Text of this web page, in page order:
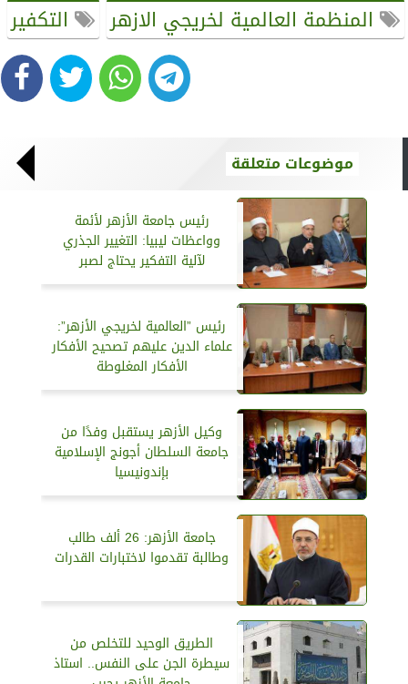
المنظمة العالمية لخريجي الازهر
التكفير
موضوعات متعلقة
رئيس جامعة الأزهر لأئمة
وواعظات ليبيا: التغيير الجذري
لآلية التفكير يحتاج لصبر
رئيس ”العالمية لخريجي الأزهر”:
علماء الدين عليهم تصحيح الأفكار
الأفكار المغلوطة
وكيل الأزهر يستقبل وفدًا من
جامعة السلطان أجونج الإسلامية‏
بإندونيسيا
جامعة الأزهر: 26 ألف طالب
وطالبة تقدموا لاختبارات القدرات
الطريق الوحيد للتخلص من
سيطرة الجن على النفس.. استاذ